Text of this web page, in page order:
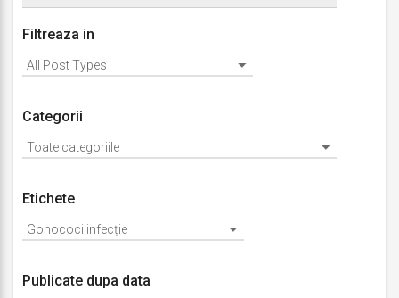
Filtreaza in
Categorii
Etichete
Publicate dupa data